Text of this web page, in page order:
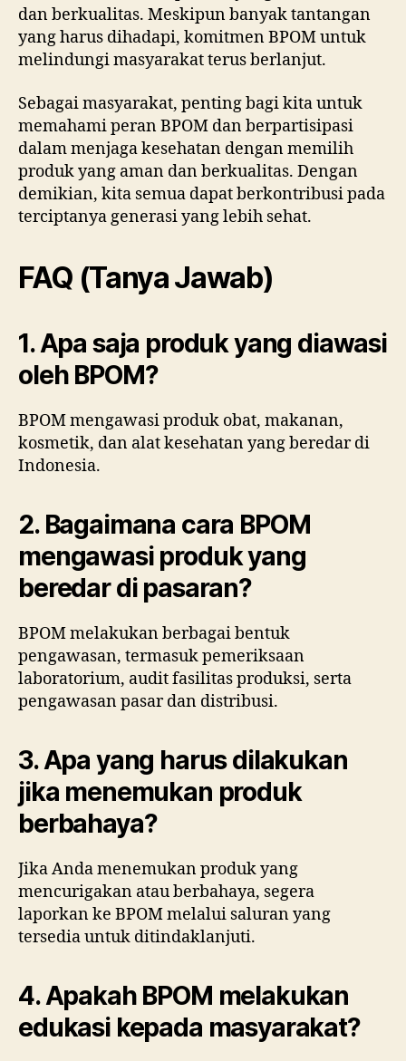
dan berkualitas. Meskipun banyak tantangan
yang harus dihadapi, komitmen BPOM untuk
melindungi masyarakat terus berlanjut.
Sebagai masyarakat, penting bagi kita untuk
memahami peran BPOM dan berpartisipasi
dalam menjaga kesehatan dengan memilih
produk yang aman dan berkualitas. Dengan
demikian, kita semua dapat berkontribusi pada
terciptanya generasi yang lebih sehat.
FAQ (Tanya Jawab)
1. Apa saja produk yang diawasi
oleh BPOM?
BPOM mengawasi produk obat, makanan,
kosmetik, dan alat kesehatan yang beredar di
Indonesia.
2. Bagaimana cara BPOM
mengawasi produk yang
beredar di pasaran?
BPOM melakukan berbagai bentuk
pengawasan, termasuk pemeriksaan
laboratorium, audit fasilitas produksi, serta
pengawasan pasar dan distribusi.
3. Apa yang harus dilakukan
jika menemukan produk
berbahaya?
Jika Anda menemukan produk yang
mencurigakan atau berbahaya, segera
laporkan ke BPOM melalui saluran yang
tersedia untuk ditindaklanjuti.
4. Apakah BPOM melakukan
edukasi kepada masyarakat?